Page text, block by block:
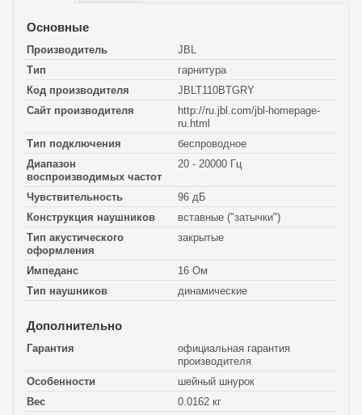
Основные
Производитель
JBL
Тип
гарнитура
Код производителя
JBLT110BTGRY
Сайт производителя
http://ru.jbl.com/jbl-homepage-
ru.html
Тип подключения
беспроводное
Диапазон
воспроизводимых частот
20 - 20000 Гц
Чувствительность
96 дБ
Конструкция наушников
вставные ("затычки")
Тип акустического
оформления
закрытые
Импеданс
16 Ом
Тип наушников
динамические
Дополнительно
Гарантия
официальная гарантия
производителя
Особенности
шейный шнурок
Вес
0.0162 кг